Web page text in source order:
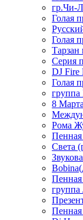
гр.Чи-
Голая
Голая
Тарзан
Серия
DJ Fire
Голая
8 Марта
Рома
Пенная
Света
Пенная
Пенная